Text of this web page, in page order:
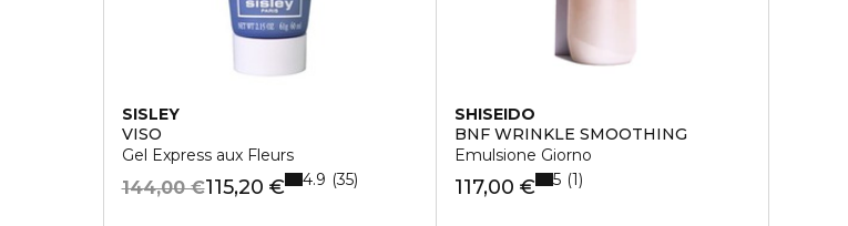
SISLEY
VISO
Gel Express aux Fleurs
115,20 €
144,00 € 4.9 35
SHISEIDO
BNF WRINKLE SMOOTHING
Emulsione Giorno
117,00 € 5 1